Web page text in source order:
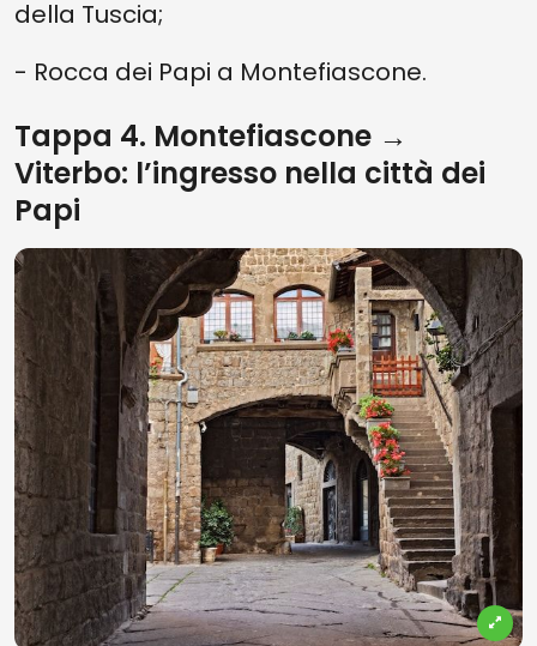
della Tuscia;
- Rocca dei Papi a Montefiascone.
Tappa 4. Montefiascone →
Viterbo: l’ingresso nella città dei
Papi
Vedi su mappa